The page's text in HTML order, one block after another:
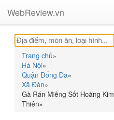
WebReview.vn
Trang chủ»
Hà Nội»
Quận Đống Đa»
Xã Đàn»
Gà Rán Miếng Sốt Hoàng
Thiên»